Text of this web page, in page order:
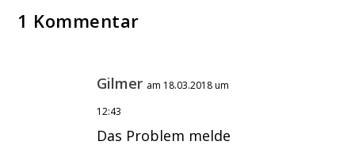
1 Kommentar
Gilmer am 18.03.2018 um
12:43
Das Problem melde